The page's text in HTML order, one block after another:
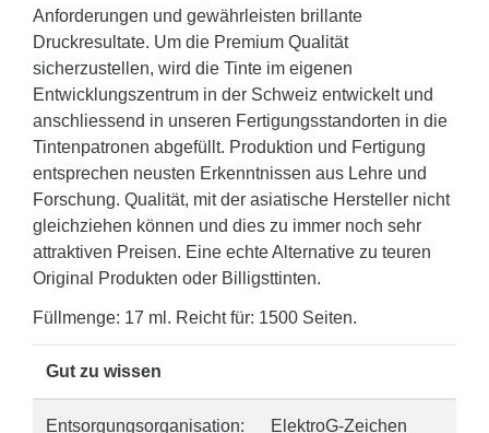
Anforderungen und gewährleisten brillante
Druckresultate. Um die Premium Qualität
sicherzustellen, wird die Tinte im eigenen
Entwicklungszentrum in der Schweiz entwickelt und
anschliessend in unseren Fertigungsstandorten in die
Tintenpatronen abgefüllt. Produktion und Fertigung
entsprechen neusten Erkenntnissen aus Lehre und
Forschung. Qualität, mit der asiatische Hersteller nicht
gleichziehen können und dies zu immer noch sehr
attraktiven Preisen. Eine echte Alternative zu teuren
Original Produkten oder Billigsttinten.
Füllmenge: 17 ml. Reicht für: 1500 Seiten.
Gut zu wissen
Entsorgungsorganisation: ElektroG-Zeichen